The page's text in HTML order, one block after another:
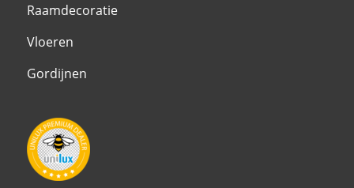
Raamdecoratie
Vloeren
Gordijnen